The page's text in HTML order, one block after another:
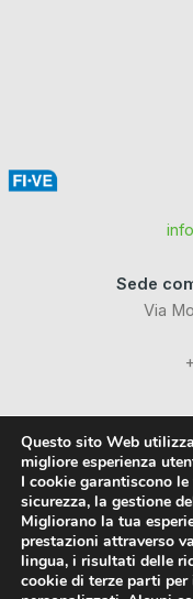
Sede
Via
Via
24040
Facebook
Questo sito Web
migliore esperienza
I cookie garantiscono
sicurezza, la gestione
Migliorano la tua
prestazioni attraverso
lingua, i risultati delle
cookie di terze parti